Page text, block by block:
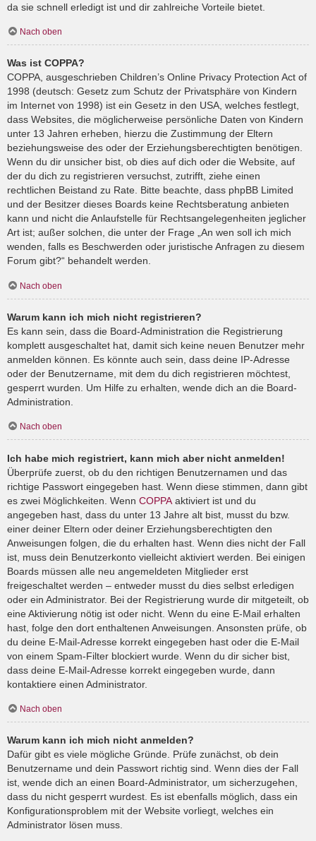
da sie schnell erledigt ist und dir zahlreiche Vorteile bietet.
Nach oben
Was ist COPPA?
COPPA, ausgeschrieben Children’s Online Privacy Protection Act of
1998 (deutsch: Gesetz zum Schutz der Privatsphäre von Kindern
im Internet von 1998) ist ein Gesetz in den USA, welches festlegt,
dass Websites, die möglicherweise persönliche Daten von Kindern
unter 13 Jahren erheben, hierzu die Zustimmung der Eltern
beziehungsweise des oder der Erziehungsberechtigten benötigen.
Wenn du dir unsicher bist, ob dies auf dich oder die Website, auf
der du dich zu registrieren versuchst, zutrifft, ziehe einen
rechtlichen Beistand zu Rate. Bitte beachte, dass phpBB Limited
und der Besitzer dieses Boards keine Rechtsberatung anbieten
kann und nicht die Anlaufstelle für Rechtsangelegenheiten jeglicher
Art ist; außer solchen, die unter der Frage „An wen soll ich mich
wenden, falls es Beschwerden oder juristische Anfragen zu diesem
Forum gibt?“ behandelt werden.
Nach oben
Warum kann ich mich nicht registrieren?
Es kann sein, dass die Board-Administration die Registrierung
komplett ausgeschaltet hat, damit sich keine neuen Benutzer mehr
anmelden können. Es könnte auch sein, dass deine IP-Adresse
oder der Benutzername, mit dem du dich registrieren möchtest,
gesperrt wurden. Um Hilfe zu erhalten, wende dich an die Board-
Administration.
Nach oben
Ich habe mich registriert, kann mich aber nicht anmelden!
Überprüfe zuerst, ob du den richtigen Benutzernamen und das
richtige Passwort eingegeben hast. Wenn diese stimmen, dann gibt
es zwei Möglichkeiten. Wenn COPPA aktiviert ist und du
angegeben hast, dass du unter 13 Jahre alt bist, musst du bzw.
einer deiner Eltern oder deiner Erziehungsberechtigten den
Anweisungen folgen, die du erhalten hast. Wenn dies nicht der Fall
ist, muss dein Benutzerkonto vielleicht aktiviert werden. Bei einigen
Boards müssen alle neu angemeldeten Mitglieder erst
freigeschaltet werden – entweder musst du dies selbst erledigen
oder ein Administrator. Bei der Registrierung wurde dir mitgeteilt, ob
eine Aktivierung nötig ist oder nicht. Wenn du eine E-Mail erhalten
hast, folge den dort enthaltenen Anweisungen. Ansonsten prüfe, ob
du deine E-Mail-Adresse korrekt eingegeben hast oder die E-Mail
von einem Spam-Filter blockiert wurde. Wenn du dir sicher bist,
dass deine E-Mail-Adresse korrekt eingegeben wurde, dann
kontaktiere einen Administrator.
Nach oben
Warum kann ich mich nicht anmelden?
Dafür gibt es viele mögliche Gründe. Prüfe zunächst, ob dein
Benutzername und dein Passwort richtig sind. Wenn dies der Fall
ist, wende dich an einen Board-Administrator, um sicherzugehen,
dass du nicht gesperrt wurdest. Es ist ebenfalls möglich, dass ein
Konfigurationsproblem mit der Website vorliegt, welches ein
Administrator lösen muss.